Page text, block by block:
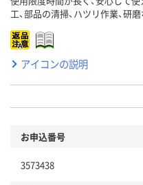
工、部品の清掃、ハツリ作業、研磨
アイコンの説明
お申込番号
3573438